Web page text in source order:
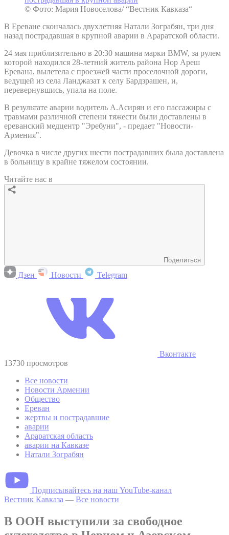
© Фото: Мария Новоселова/ “Вестник Кавказа“
В Ереване скончалась двухлетняя Натали Зограбян, три дня
назад пострадавшая в крупной аварии в Араратской области.
24 мая приблизительно в 20:30 машина марки BMW, за рулем
которой находился 28-летний житель района Нор Ареш
Еревана, вылетела с проезжей части проселочной дороги,
ведущей из села Ланджазат к селу Бардзрашен, и,
перевернувшись, упала на поле.
В результате аварии водитель А.Асирян и его пассажиры с
травмами различной степени тяжести были доставлены в
ереванский медцентр "Эребуни", - предает "Новости-
Армения".
Девочка в числе других шести пострадавших была доставлена
в больницу в крайне тяжелом состоянии.
Читайте нас в
Поделиться
Дзен Новости Telegram
Вконтакте
13730 просмотров
Все новости
Новости Армении
Общество
Ереван
жертвы и пострадавшие
аварии
Араратская область
аварии на Кавказе
Натали Зограбян
Подписывайтесь на наш YouTube-канал
Вестник Кавказа — Все новости
В ООН выступили за свободное